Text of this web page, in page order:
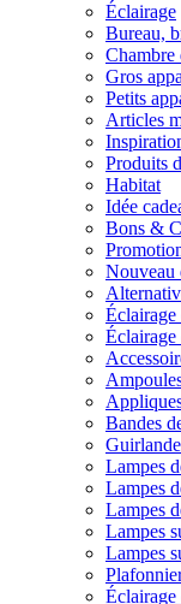
Éclairage
Bureau,
Chambre
Gros
Petits
Articles
Produits
Habitat
Idée
Bons &
Nouveau
Éclairage
Bandes
Lampes
Lampes
Lampes
Lampes
Lampes
Éclairage